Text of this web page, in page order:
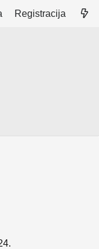
Registracija